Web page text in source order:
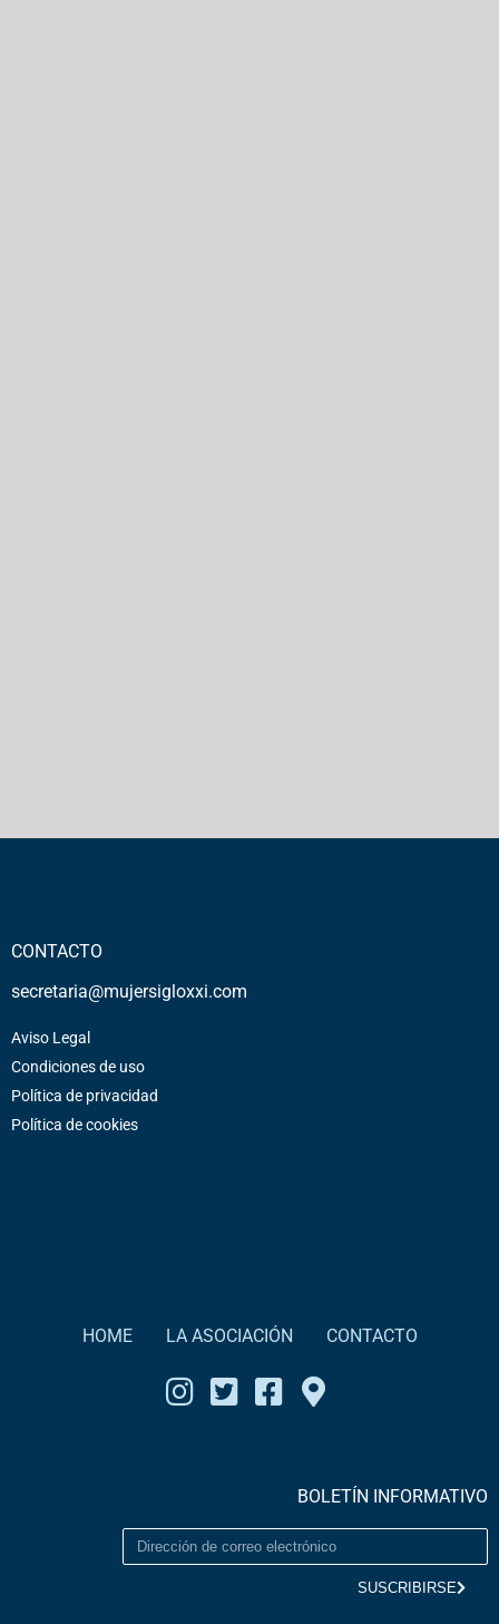
CONTACTO
secretaria@mujersigloxxi.com
Aviso Legal
Condiciones de uso
Política de privacidad
Política de cookies
HOME LA ASOCIACIÓN CONTACTO
BOLETÍN INFORMATIVO
SUSCRIBIRSE